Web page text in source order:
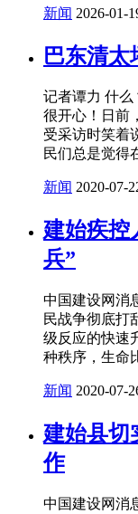
新闻 2026-01-
巴东清太
记者谭力 什么
很开心！日前
受采访时笑着
民们总是觉得
新闻 2020-07-
建始疾控
兵”
中国建设网消
民战争彻底打
级反应的快速
种秩序，生命
新闻 2020-07-
建始县切
作
中国建设网消